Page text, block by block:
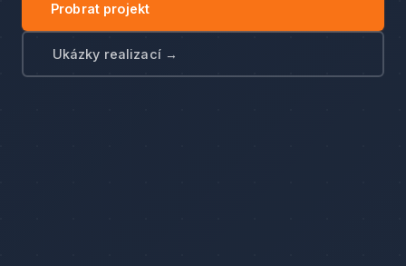
Probrat projekt
Ukázky realizací →